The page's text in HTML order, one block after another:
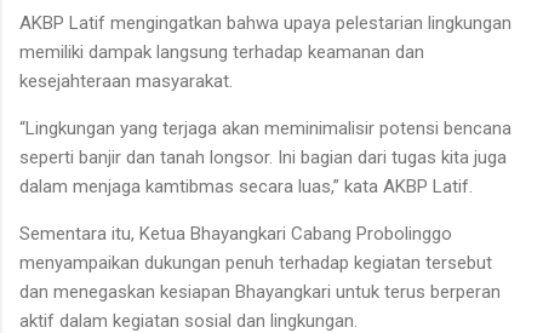
AKBP Latif mengingatkan bahwa upaya pelestarian lingkungan
memiliki dampak langsung terhadap keamanan dan
kesejahteraan masyarakat.
“Lingkungan yang terjaga akan meminimalisir potensi bencana
seperti banjir dan tanah longsor. Ini bagian dari tugas kita juga
dalam menjaga kamtibmas secara luas,” kata AKBP Latif.
Sementara itu, Ketua Bhayangkari Cabang Probolinggo
menyampaikan dukungan penuh terhadap kegiatan tersebut
dan menegaskan kesiapan Bhayangkari untuk terus berperan
aktif dalam kegiatan sosial dan lingkungan.